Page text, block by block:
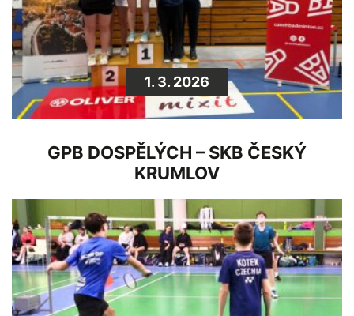
1. 3. 2026
GPB DOSPĚLÝCH – SKB ČESKÝ
KRUMLOV